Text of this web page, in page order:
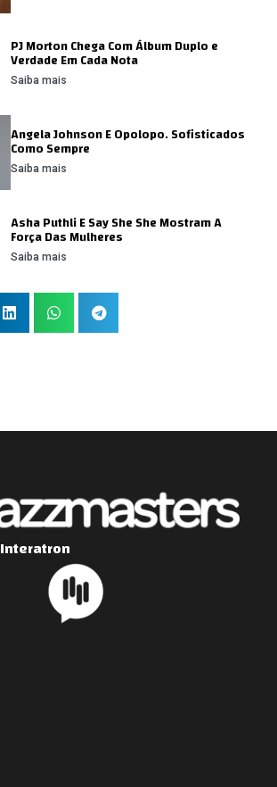
PJ Morton Chega Com Álbum Duplo e
Verdade Em Cada Nota
Saiba mais
Angela Johnson E Opolopo. Sofisticados
Como Sempre
Saiba mais
Asha Puthli E Say She She Mostram A
Força Das Mulheres
Saiba mais
Interatron